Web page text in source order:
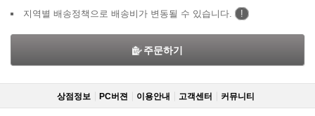
지역별 배송정책으로 배송비가 변동될 수 있습니다. !
주문하기
상점정보 PC버젼 이용안내 고객센터 커뮤니티